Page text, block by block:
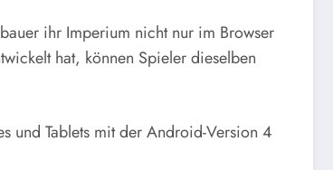
ihr Imperium nicht nur im Browser
hat, können Spieler dieselben
und Tablets mit der Android-Version 4